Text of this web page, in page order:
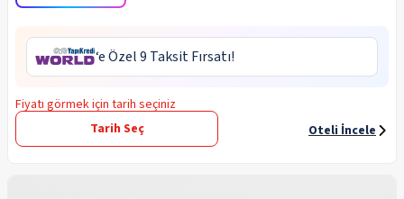
‘e Özel 9 Taksit Fırsatı!
Fiyatı görmek için tarih seçiniz
Tarih Seç
Oteli İncele